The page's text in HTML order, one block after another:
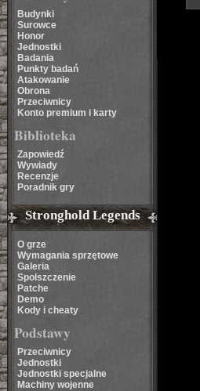
Budynki
Surowce
Honor
Jednostki
Badania
Punkty badań
Atakowanie
Obrona
Przeciwnicy
Konto premium i karty
Biblioteka
Zapowiedź
Wywiady
Recenzje
Poradnik gry
Stronghold Legends
O grze
Wymagania sprzętowe
Galeria
Spolszczenie
Patche
Demo
Kody i cheaty
Podstawy
Przeciwnicy
Jednostki
Jednostki specjalne
Machiny wojenne